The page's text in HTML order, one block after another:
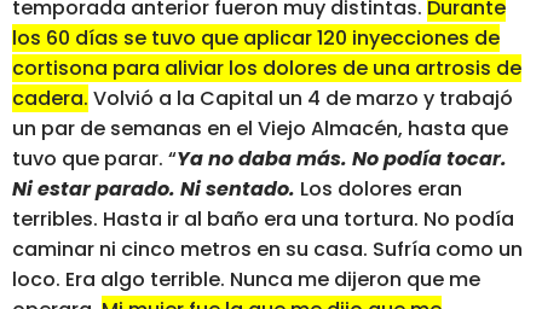
temporada anterior fueron muy distintas. Durante
los 60 días se tuvo que aplicar 120 inyecciones de
cortisona para aliviar los dolores de una artrosis de
cadera. Volvió a la Capital un 4 de marzo y trabajó
un par de semanas en el Viejo Almacén, hasta que
tuvo que parar. “Ya no daba más. No podía tocar.
Ni estar parado. Ni sentado. Los dolores eran
terribles. Hasta ir al baño era una tortura. No podía
caminar ni cinco metros en su casa. Sufría como un
loco. Era algo terrible. Nunca me dijeron que me